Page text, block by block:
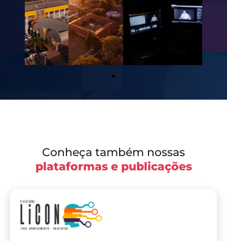
Conheça também nossas
plataformas e publicações